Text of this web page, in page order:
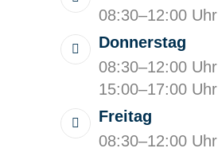
08:30–12:00 Uhr
Donnerstag
08:30–12:00 Uhr
15:00–17:00 Uhr
Freitag
08:30–12:00 Uhr